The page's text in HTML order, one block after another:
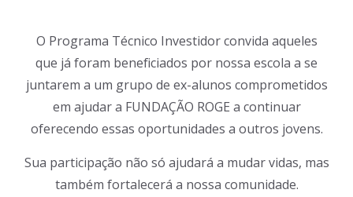
O Programa Técnico Investidor convida aqueles
que já foram beneficiados por nossa escola a se
juntarem a um grupo de ex-alunos comprometidos
em ajudar a FUNDAÇÃO ROGE a continuar
oferecendo essas oportunidades a outros jovens.
Sua participação não só ajudará a mudar vidas, mas
também fortalecerá a nossa comunidade.